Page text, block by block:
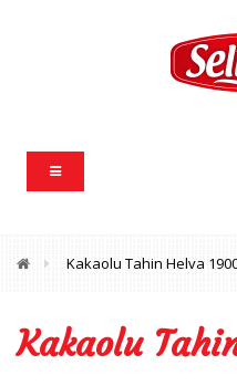
Kakaolu Tahin Helva
Kakaolu